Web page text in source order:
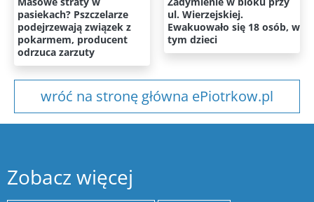
pasiekach? Pszczelarze
podejrzewają związek z
pokarmem, producent
odrzuca zarzuty
ul. Wierzejskiej.
Ewakuowało się 18 osób, w
tym dzieci
wróć na stronę główna ePiotrkow.pl
Zobacz więcej